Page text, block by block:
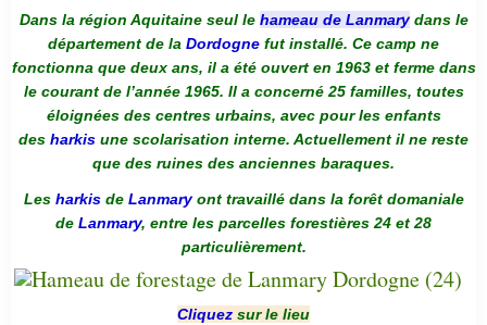
Dans la région Aquitaine seul le hameau de Lanmarydans le
département de la Dordogne fut installé. Ce camp ne
fonctionna que deux ans, il a été ouvert en 1963 et ferme dans
le courant de l’année 1965. Il a concerné 25 familles, toutes
éloignées des centres urbains, avec pour les enfants
des harkis une scolarisation interne. Actuellement il ne reste
que des ruines des anciennes baraques.
Les harkis de Lanmaryont travaillé dans la forêt domaniale
de Lanmary, entre les parcelles forestières 24 et 28
particulièrement.
Cliquez sur le lieu